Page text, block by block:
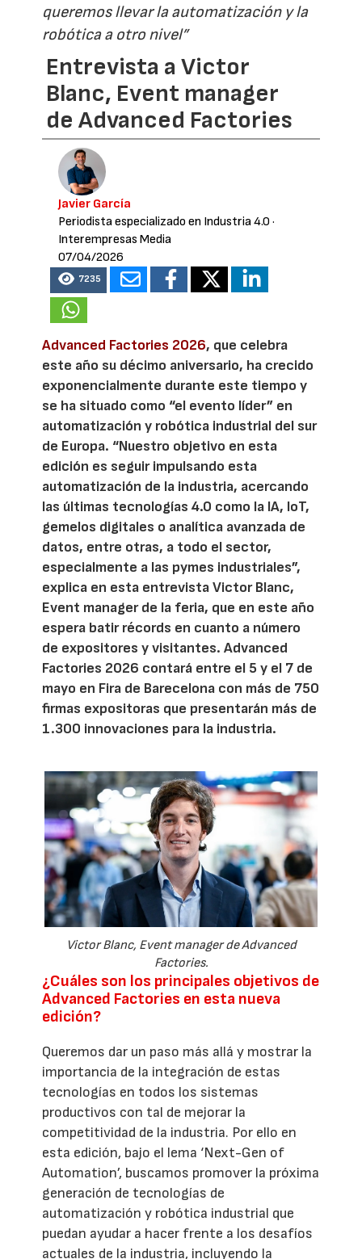
queremos llevar la automatización y la
robótica a otro nivel”
Entrevista a Victor
Blanc, Event manager
de Advanced Factories
Javier García
Periodista especializado en Industria 4.0 ·
Interempresas Media
07/04/2026
7235
Advanced Factories 2026, que celebra
este año su décimo aniversario, ha crecido
exponencialmente durante este tiempo y
se ha situado como “el evento líder” en
automatización y robótica industrial del sur
de Europa. “Nuestro objetivo en esta
edición es seguir impulsando esta
automatización de la industria, acercando
las últimas tecnologías 4.0 como la IA, IoT,
gemelos digitales o analítica avanzada de
datos, entre otras, a todo el sector,
especialmente a las pymes industriales”,
explica en esta entrevista Victor Blanc,
Event manager de la feria, que en este año
espera batir récords en cuanto a número
de expositores y visitantes. Advanced
Factories 2026 contará entre el 5 y el 7 de
mayo en Fira de Barecelona con más de 750
firmas expositoras que presentarán más de
1.300 innovaciones para la industria.
Victor Blanc, Event manager de Advanced
Factories.
¿Cuáles son los principales objetivos de
Advanced Factories en esta nueva
edición?
Queremos dar un paso más allá y mostrar la
importancia de la integración de estas
tecnologías en todos los sistemas
productivos con tal de mejorar la
competitividad de la industria. Por ello en
esta edición, bajo el lema ‘Next-Gen of
Automation’, buscamos promover la próxima
generación de tecnologías de
automatización y robótica industrial que
puedan ayudar a hacer frente a los desafíos
actuales de la industria, incluyendo la